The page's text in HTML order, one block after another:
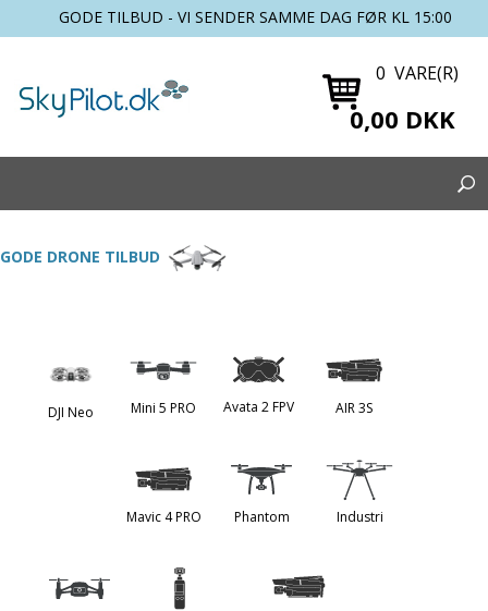
GODE TILBUD - VI SENDER SAMME DAG FØR KL 15:00
0 VARE(R)
0,00 DKK
GODE DRONE TILBUD
DJI Neo Mini 5 PRO Avata 2 FPV AIR 3S
Mavic 4 PRO Phantom Industri